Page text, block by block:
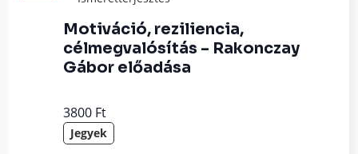
Motiváció, reziliencia,
célmegvalósítás – Rakonczay
Gábor előadása
Jegyek
3800 Ft